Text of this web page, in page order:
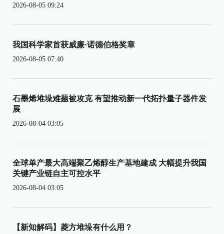
2026-08-05 09:24
我国科学家首获威廉·诺德伯格奖章
2026-08-05 07:40
石墨烯堆垛难题被攻克 有望推动新一代拓扑量子器件发
展
2026-08-04 03:05
全球单产最大高端聚乙烯醇生产基地建成 大幅提升我国
关键产业链自主可控水平
2026-08-04 03:05
【新知解码】菱方堆垛有什么用？